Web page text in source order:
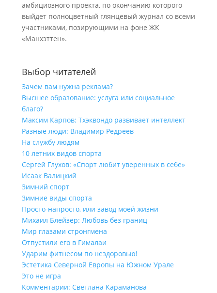
амбициозного проекта, по окончанию которого
выйдет полноцветный глянцевый журнал со всеми
участниками, позирующими на фоне ЖК
«Манхэттен».
Выбор читателей
Зачем вам нужна реклама?
Высшее образование: услуга или социальное
благо?
Максим Карпов: Тхэквондо развивает интеллект
Разные люди: Владимир Редреев
На службу людям
10 летних видов спорта
Сергей Глухов: «Спорт любит уверенных в себе»
Исаак Валицкий
Зимний спорт
Зимние виды спорта
Просто-напросто, или завод моей жизни
Михаил Блейзер: Любовь без границ
Мир глазами стронгмена
Отпустили его в Гималаи
Ударим фитнесом по нездоровью!
Эстетика Северной Европы на Южном Урале
Это не игра
Комментарии: Светлана Караманова